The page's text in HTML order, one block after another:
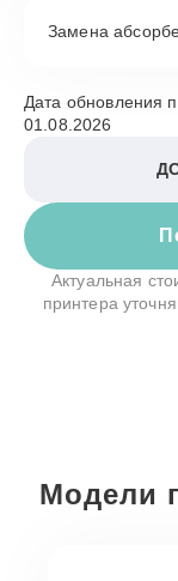
Замена
Дата обновления
01.08.2026
Актуальная
принтера
Модели